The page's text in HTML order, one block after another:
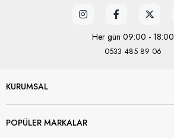
Her gün 09:00 - 18:00
0533 485 89 06
KURUMSAL
POPÜLER MARKALAR